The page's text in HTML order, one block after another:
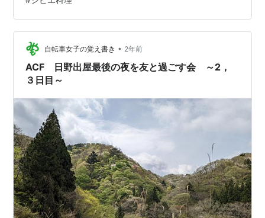
給餌してる? 👆動物園感覚でエサやり・・。 猪は食べま
した。 ぼたん鍋です。 この肉が付いていたイノシシの体
重は100kg! 捕獲は、先月末とのこと・・。 イノシシ肉
というか、ぼたん鍋旨い・・。 🍺ビールも旨い・・。
・・・歯応え…
自転車女子の覚え書き • 2年前
ACF 日野出屋最後の夜を友と過ごす会 ～2，
３日目～